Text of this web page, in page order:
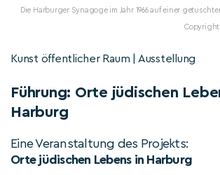
Die Harburger Synagoge im Jahr 1966 auf einer
Kunst öffentlicher Raum | Ausstellung
Führung: Orte jüdischen
Harburg
Eine Veranstaltung des Projekts:
Orte jüdischen Lebens in Harburg